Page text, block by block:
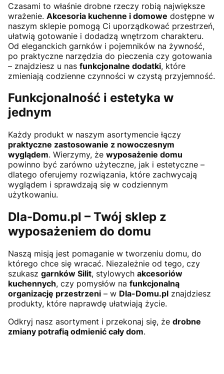
Czasami to właśnie drobne rzeczy robią największe
wrażenie. Akcesoria kuchenne i domowe dostępne w
naszym sklepie pomogą Ci uporządkować przestrzeń,
ułatwią gotowanie i dodadzą wnętrzom charakteru.
Od eleganckich garnków i pojemników na żywność,
po praktyczne narzędzia do pieczenia czy gotowania
– znajdziesz u nas funkcjonalne dodatki, które
zmieniają codzienne czynności w czystą przyjemność.
Funkcjonalność i estetyka w
jednym
Każdy produkt w naszym asortymencie łączy
praktyczne zastosowanie z nowoczesnym
wyglądem. Wierzymy, że wyposażenie domu
powinno być zarówno użyteczne, jak i estetyczne –
dlatego oferujemy rozwiązania, które zachwycają
wyglądem i sprawdzają się w codziennym
użytkowaniu.
Dla-Domu.pl – Twój sklep z
wyposażeniem do domu
Naszą misją jest pomaganie w tworzeniu domu, do
którego chce się wracać. Niezależnie od tego, czy
szukasz garnków Silit, stylowych akcesoriów
kuchennych, czy pomysłów na funkcjonalną
organizację przestrzeni – w Dla-Domu.pl znajdziesz
produkty, które naprawdę ułatwiają życie.
Odkryj nasz asortyment i przekonaj się, że drobne
zmiany potrafią odmienić cały dom.